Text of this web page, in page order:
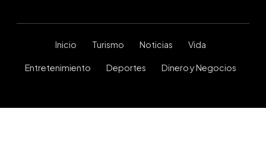
Inicio Turismo Noticias Vida
Entretenimiento Deportes Dinero y Negocios